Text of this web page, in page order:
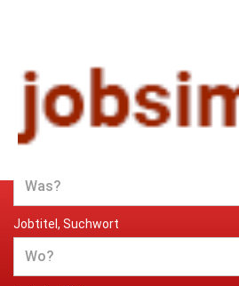
Jobs und Stellenangebote im
Handwerk
Jobtitel, Suchwort